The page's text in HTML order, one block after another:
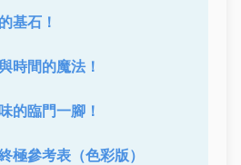
基石！
時間的魔法！
的臨門一腳！
極參考表（色彩版）